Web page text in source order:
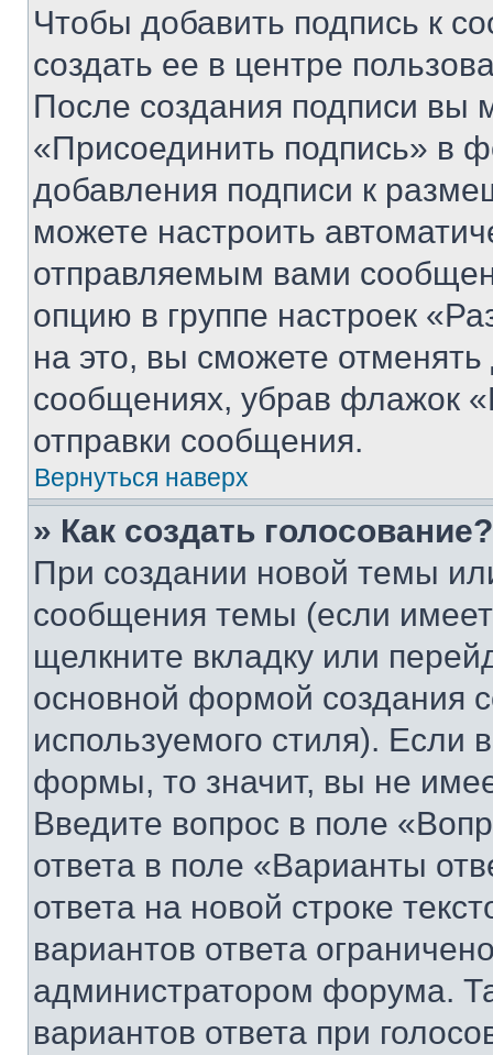
Чтобы добавить подпись к
создать ее в центре
После создания подписи вы
«Присоединить подпись» в
добавления подписи к
можете настроить
отправляемым вами
опцию в группе настроек
на это, вы сможете
сообщениях, убрав флажок
отправки сообщения.
Вернуться наверх
» Как создать голосование?
При создании новой темы
сообщения темы (если
щелкните вкладку или
основной формой создания
используемого стиля). Если
формы, то значит, вы не
Введите вопрос в поле
ответа в поле «Варианты
ответа на новой строке
вариантов ответа
администратором форума.
вариантов ответа при